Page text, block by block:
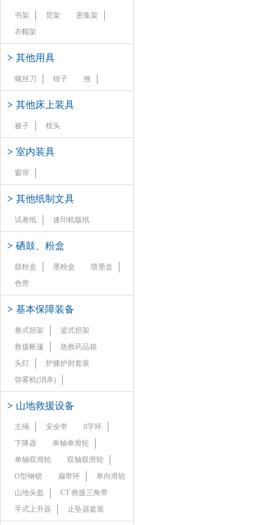
书架 货架
密集架
衣帽架
> 其他用具
螺丝刀 钳子 挫
> 其他床上装具
被子 枕头
> 室内装具
窗帘
> 其他纸制文具
试卷纸 速印机版纸
> 硒鼓、粉盒
鼓粉盒 墨粉盒
喷墨盒
色带
> 基本保障装备
卷式担架
篮式担架
救援帐篷
急救药品箱
头灯
护膝护肘套装
弥雾机(消杀)
> 山地救援设备
主绳 安全带
8字环
下降器
单轴单滑轮
单轴双滑轮
双轴双滑轮
O型钢锁
扁带环
单向滑轮
山地头盔
CT 救援三角带
手式上升器
止坠器套装